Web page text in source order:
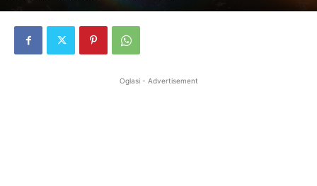
Oglasi - Advertisement